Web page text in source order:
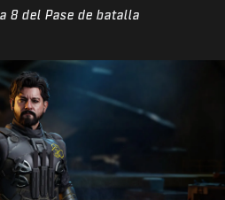
8 del Pase de batalla